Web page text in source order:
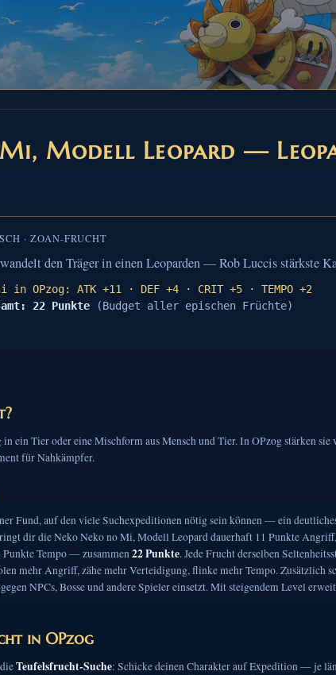
Modell Leopard —
· ZOAN-FRUCHT
den Träger in einen Leoparden — Rob Luccis stärkste
in OPzog: ATK +11 · DEF +4 · CRIT +5 · TEMPO +2
22 Punkte (Budget aller epischen Früchte)
ein Tier oder eine Mischform aus Mensch und Tier. In OPzog stärken
für Nahkämpfer.
Fund, auf den viele Suchexpeditionen nötig sein können — ein
dir die Neko Neko no Mi, Modell Leopard dauerhaft 11 Punkte
Punkte Tempo — zusammen22 Punkte. Jede Frucht derselben
mehr Angriff, zähe mehr Verteidigung, flinke mehr Tempo. Zusätzlich
NPCs, Bosse und andere Spieler einsetzt. Mit steigendem Level
in OPzog
Teufelsfrucht-Suche: Schicke deinen Charakter auf Expedition — je